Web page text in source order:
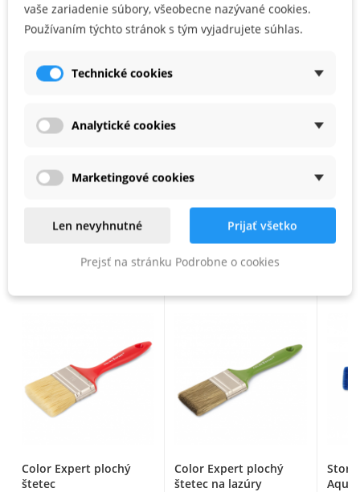
KÚPIŤ
rovnomerné rozotieranie
Syntetické laky
PODOBNÉ PRODUKTY
Color Expert plochý
štetec
Color Expert plochý
štetec na lazúry
vaše zariadenie súbory, všeobecne nazývané cookies.
Používaním týchto stránok s tým vyjadrujete súhlas.
Technické cookies
Analytické cookies
Marketingové cookies
Len nevyhnutné Prijať všetko
Prejsť na stránku Podrobne o cookies